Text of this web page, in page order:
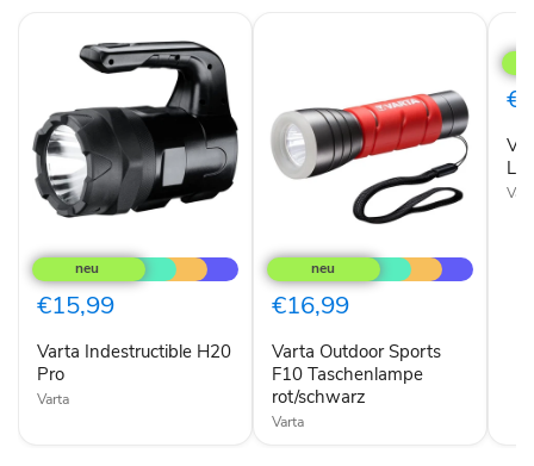
Indestructible
H20
Pro
€15,99
Varta Indestructible H20
Pro
Varta
Outdoor
Sports
F10
Taschenlampe
€16,99
Varta Outdoor Sports
F10 Taschenlampe
rot/schwarz
Varta
Day
LED